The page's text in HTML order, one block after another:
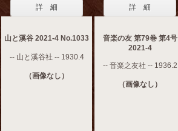
詳 細
山と溪谷 2021-4 No.1033
-- 山と溪谷社 -- 1930.4
（画像なし）
詳 細
音楽の友 第79巻 第4号
2021-4
-- 音楽之友社 -- 1936.2
（画像なし）